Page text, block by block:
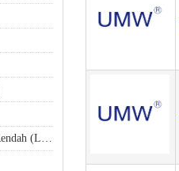
Regulator Linear Dropout Rendah (LDO)